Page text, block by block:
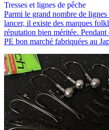
Tresses et lignes de pêche
Parmi le grand nombre de lignes
lancer, il existe des marques
réputation bien méritée. Pendant
PE bon marché fabriquées au